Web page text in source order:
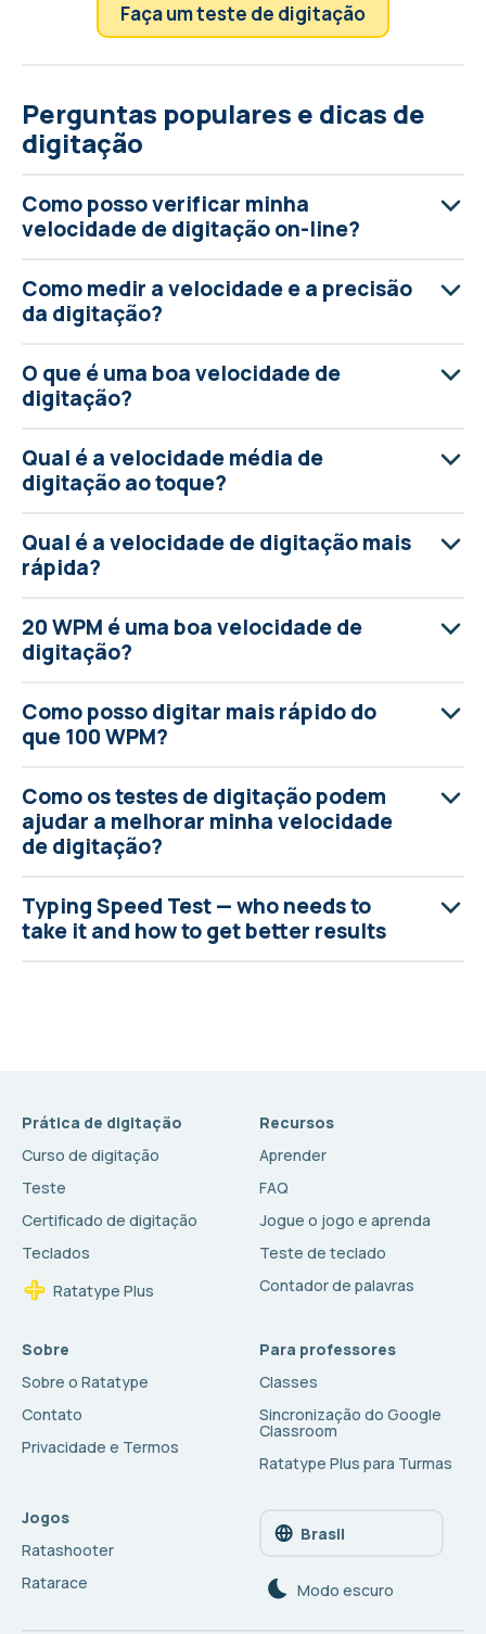
Faça um teste de digitação
Perguntas populares e dicas de
digitação
Como posso verificar minha
velocidade de digitação on-line?
Como medir a velocidade e a precisão
da digitação?
O que é uma boa velocidade de
digitação?
Qual é a velocidade média de
digitação ao toque?
Qual é a velocidade de digitação mais
rápida?
20 WPM é uma boa velocidade de
digitação?
Como posso digitar mais rápido do
que 100 WPM?
Como os testes de digitação podem
ajudar a melhorar minha velocidade
de digitação?
Typing Speed Test — who needs to
take it and how to get better results
Prática de digitação
Curso de digitação
Teste
Certificado de digitação
Teclados
Ratatype Plus
Recursos
Aprender
FAQ
Jogue o jogo e aprenda
Teste de teclado
Contador de palavras
Sobre
Sobre o Ratatype
Contato
Privacidade e Termos
Para professores
Classes
Sincronização do Google
Classroom
Ratatype Plus para Turmas
Jogos
Ratashooter
Ratarace
Brasil
Modo escuro